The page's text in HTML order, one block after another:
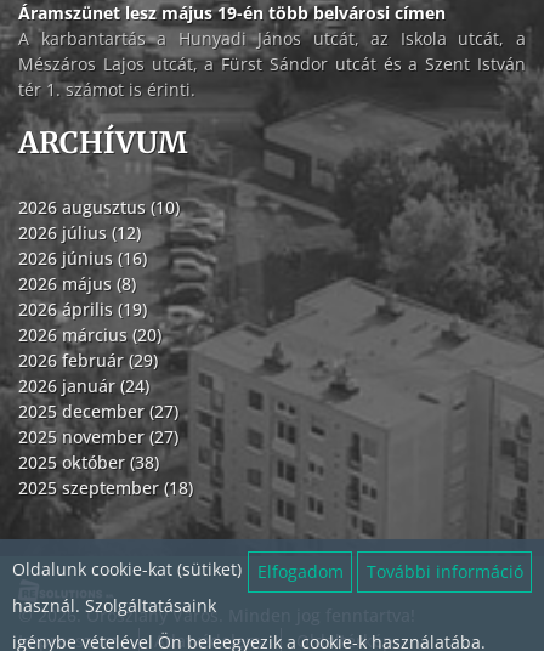
Elfogadom További információ
Oldalunk cookie-kat (sütiket)
használ. Szolgáltatásaink
igénybe vételével Ön beleegyezik a cookie-k használatába.
Áramszünet lesz május 19-én több belvárosi címen
A karbantartás a Hunyadi János utcát, az Iskola utcát, a
Mészáros Lajos utcát, a Fürst Sándor utcát és a Szent István
tér 1. számot is érinti.
ARCHÍVUM
2026 augusztus (10)
2026 július (12)
2026 június (16)
2026 május (8)
2026 április (19)
2026 március (20)
2026 február (29)
2026 január (24)
2025 december (27)
2025 november (27)
2025 október (38)
2025 szeptember (18)
© 2026. Oroszlány Város. Minden jog fenntartva!
Impresszum
Adatvédelem Oldaltérkép